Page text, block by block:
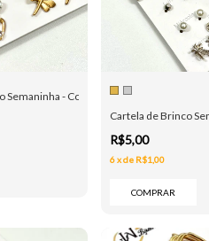
Semaninha - Coração e Mariposa - Dourado
Cartela de Brinco
R$5,00
6xde R$1,00
COMPRAR